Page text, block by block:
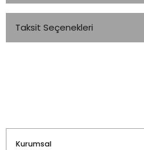
Taksit Seçenekleri
Kurumsal